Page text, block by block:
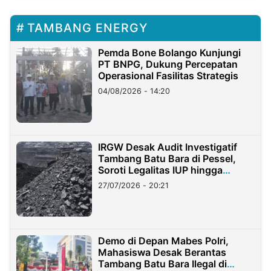
TAMBANG ENERGY
Pemda Bone Bolango Kunjungi
PT BNPG, Dukung Percepatan
Operasional Fasilitas Strategis
04/08/2026 - 14:20
IRGW Desak Audit Investigatif
Tambang Batu Bara di Pessel,
Soroti Legalitas IUP hingga
Stockpile
27/07/2026 - 20:21
Demo di Depan Mabes Polri,
Mahasiswa Desak Berantas
Tambang Batu Bara Ilegal di